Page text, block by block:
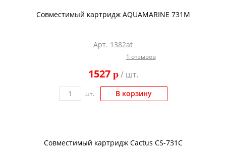
Для франкировальной машины
Тонер и девелопер
Совместимый картридж AQUAMARINE 731M
Арт. 1382at
1 отзывов
1527 p/ шт.
шт. В корзину
Совместимый картридж Cactus CS-731C